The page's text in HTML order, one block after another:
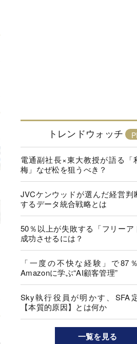
トレンドウォッチ
電通副社長×東大教授が語る「
梅」なぜ松を狙うべき？
JVCケンウッドが選んだ経営判
するデータ統合戦略とは
50％以上が失敗する「フリーア
成功させるには？
「一度の不快な経験」で87
Amazonに学ぶ“AI顧客管理”
Sky執行役員が明かす、SFA
【本質的原因】とは何か
一覧を見る